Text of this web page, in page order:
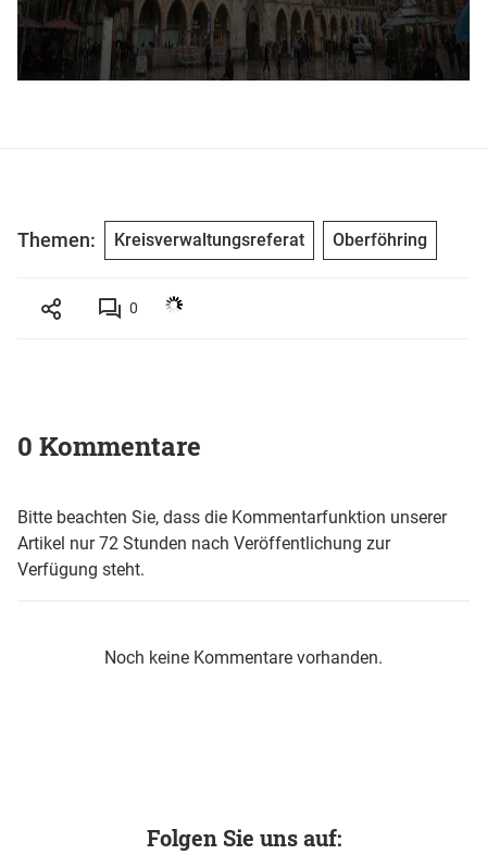
Themen: Kreisverwaltungsreferat Oberföhring
0
0 Kommentare
Bitte beachten Sie, dass die Kommentarfunktion unserer
Artikel nur 72 Stunden nach Veröffentlichung zur
Verfügung steht.
Noch keine Kommentare vorhanden.
Folgen Sie uns auf: